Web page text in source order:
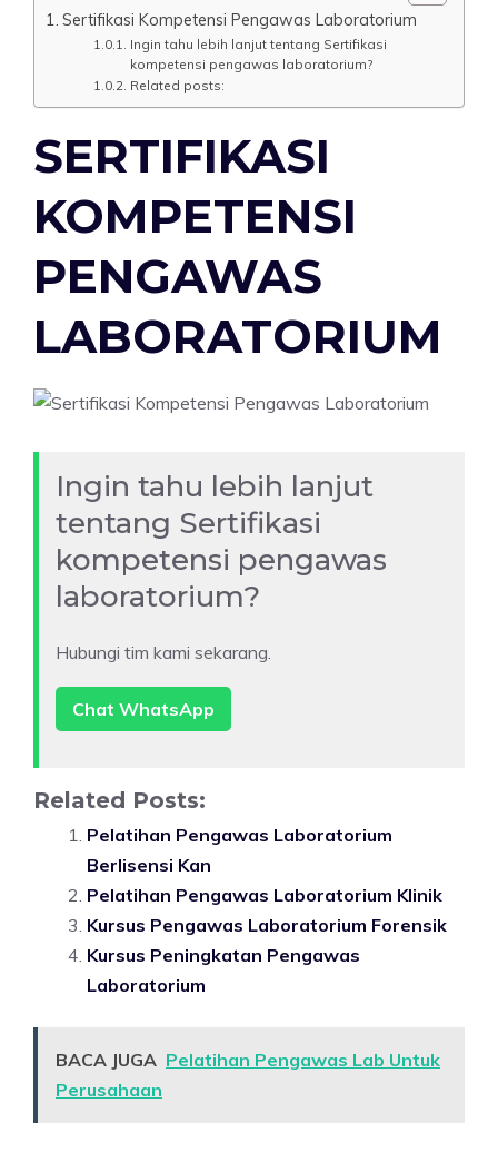
Sertifikasi Kompetensi Pengawas Laboratorium
Ingin tahu lebih lanjut tentang Sertifikasi
kompetensi pengawas laboratorium?
Related posts:
SERTIFIKASI
KOMPETENSI
PENGAWAS
LABORATORIUM
Ingin tahu lebih lanjut
tentang Sertifikasi
kompetensi pengawas
laboratorium?
Hubungi tim kami sekarang.
Chat WhatsApp
Related Posts:
Pelatihan Pengawas Laboratorium
Berlisensi Kan
Pelatihan Pengawas Laboratorium Klinik
Kursus Pengawas Laboratorium Forensik
Kursus Peningkatan Pengawas
Laboratorium
BACA JUGA Pelatihan Pengawas Lab Untuk
Perusahaan